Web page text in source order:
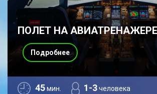
ПОЛЕТ НА
45мин. 1-3человека
Подробнее